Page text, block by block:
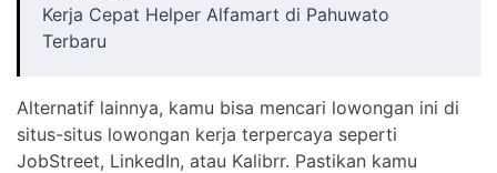
Kerja Cepat Helper Alfamart di Pahuwato
Terbaru
Alternatif lainnya, kamu bisa mencari lowongan ini di
situs-situs lowongan kerja terpercaya seperti
JobStreet, LinkedIn, atau Kalibrr. Pastikan kamu